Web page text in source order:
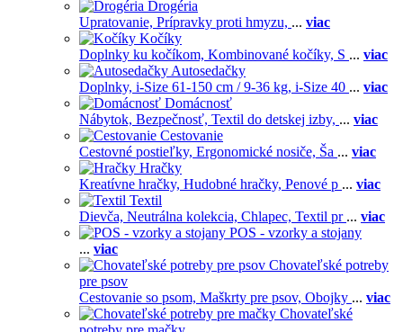
Drogéria
Upratovanie, Prípravky proti hmyzu, ... viac
Kočíky
Doplnky ku kočíkom, Kombinované kočíky, S ... viac
Autosedačky
Doplnky, i-Size 61-150 cm / 9-36 kg, i-Size 40 ... viac
Domácnosť
Nábytok, Bezpečnosť, Textil do detskej izby, ... viac
Cestovanie
Cestovné postieľky, Ergonomické nosiče, Ša ... viac
Hračky
Kreatívne hračky, Hudobné hračky, Penové p ... viac
Textil
Dievča, Neutrálna kolekcia, Chlapec, Textil pr ... viac
POS - vzorky a stojany
... viac
Chovateľské potreby
pre psov
Cestovanie so psom, Maškrty pre psov, Obojky ... viac
Chovateľské